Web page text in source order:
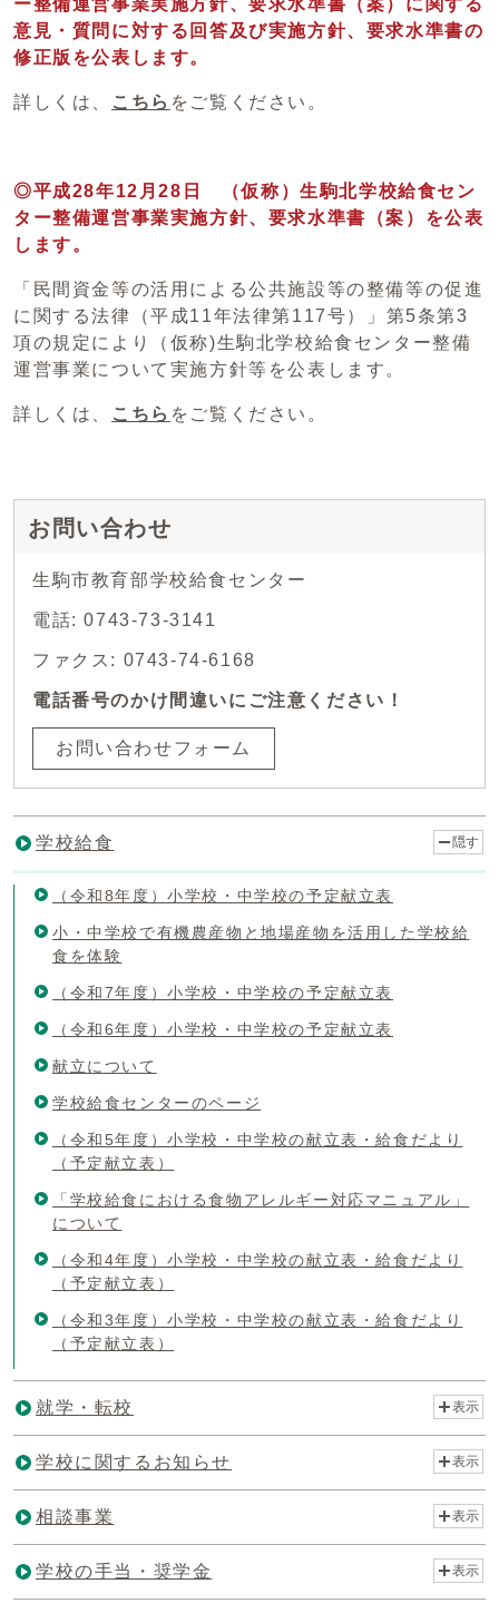
ー整備運営事業実施方針、要求水準書（案）に関する
意見・質問に対する回答及び実施方針、要求水準書の
修正版を公表します。
詳しくは、 こちら をご覧ください。
◎平成28年12月28日 （仮称）生駒北学校給食セン
ター整備運営事業実施方針、要求水準書（案）を公表
します。
「民間資金等の活用による公共施設等の整備等の促進
に関する法律（平成11年法律第117号）」第5条第3
項の規定により（仮称)生駒北学校給食センター整備
運営事業について実施方針等を公表します。
詳しくは、 こちら をご覧ください。
お問い合わせ
生駒市教育部学校給食センター
電話: 0743-73-3141
ファクス: 0743-74-6168
電話番号のかけ間違いにご注意ください！
お問い合わせフォーム
学校給食 隠す
（令和8年度）小学校・中学校の予定献立表
小・中学校で有機農産物と地場産物を活用した学校給
食を体験
（令和7年度）小学校・中学校の予定献立表
（令和6年度）小学校・中学校の予定献立表
献立について
学校給食センターのページ
（令和5年度）小学校・中学校の献立表・給食だより
（予定献立表）
「学校給食における食物アレルギー対応マニュアル」
について
（令和4年度）小学校・中学校の献立表・給食だより
（予定献立表）
（令和3年度）小学校・中学校の献立表・給食だより
（予定献立表）
就学・転校 表示
学校に関するお知らせ 表示
相談事業 表示
学校の手当・奨学金 表示